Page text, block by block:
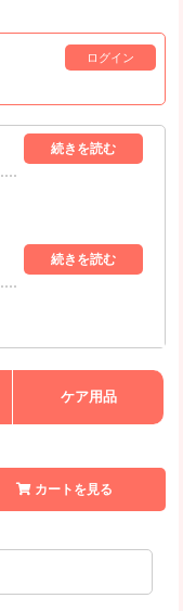
ログイン
ケア用品
カートを見る